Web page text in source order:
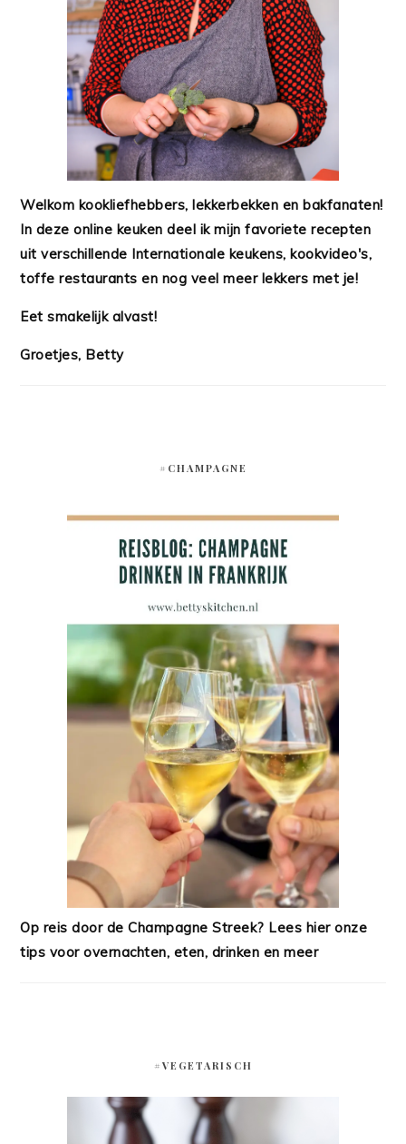
Welkom kookliefhebbers, lekkerbekken en bakfanaten!
In deze online keuken deel ik mijn favoriete recepten
uit verschillende Internationale keukens, kookvideo's,
toffe restaurants en nog veel meer lekkers met je!
Eet smakelijk alvast!
Groetjes, Betty
#CHAMPAGNE
Op reis door de Champagne Streek? Lees hier onze
tips voor overnachten, eten, drinken en meer
#VEGETARISCH